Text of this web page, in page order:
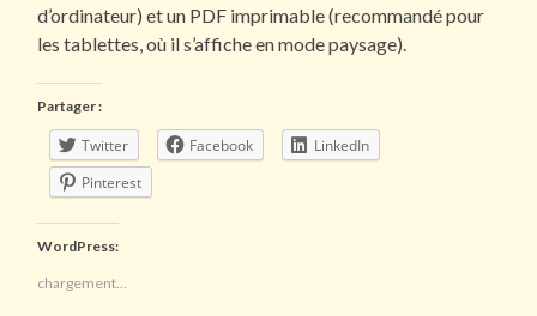
d’ordinateur) et un PDF imprimable (recommandé pour
les tablettes, où il s’affiche en mode paysage).
Partager :
Twitter Facebook
LinkedIn
Pinterest
WordPress:
chargement…